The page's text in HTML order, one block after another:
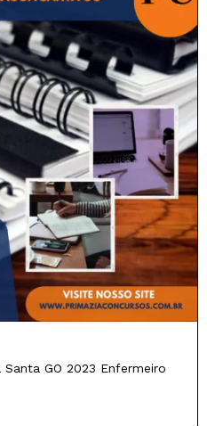
GO 2023 Enfermeiro